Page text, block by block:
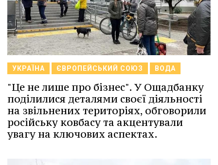
УКРАЇНА ЄВРОПЕЙСЬКИЙ СОЮЗ ВОДА
"Це не лише про бізнес". У Ощадбанку
поділилися деталями своєї діяльності
на звільнених територіях, обговорили
російську ковбасу та акцентували
увагу на ключових аспектах.